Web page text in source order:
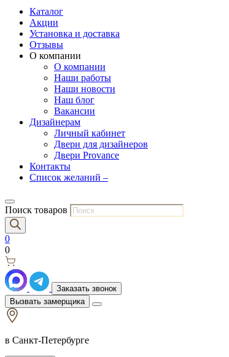
Каталог
Акции
Установка и доставка
Отзывы
О компании
О компании
Наши работы
Наши новости
Наш блог
Вакансии
Дизайнерам
Личный кабинет
Двери для дизайнеров
Двери Provance
Контакты
Список желаний –
Поиск товаров
0
0
Заказать звонок
Вызвать замерщика
в Санкт-Петербурге